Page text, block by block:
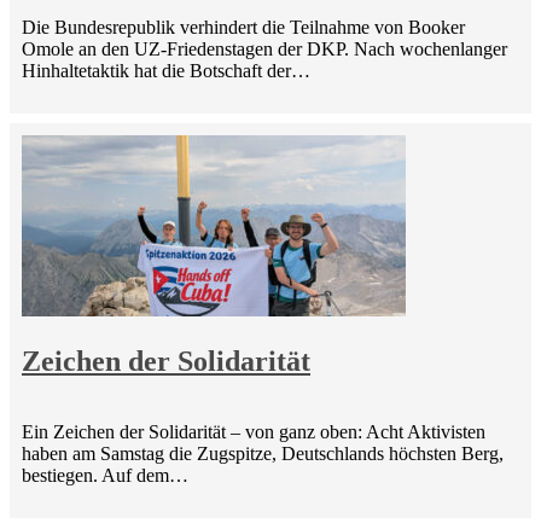
Die Bundesrepublik verhindert die Teilnahme von Booker
Omole an den UZ-Friedenstagen der DKP. Nach wochenlanger
Hinhaltetaktik hat die Botschaft der…
Zeichen der Solidarität
Ein Zeichen der Solidarität – von ganz oben: Acht Aktivisten
haben am Samstag die Zugspitze, Deutschlands höchsten Berg,
bestiegen. Auf dem…